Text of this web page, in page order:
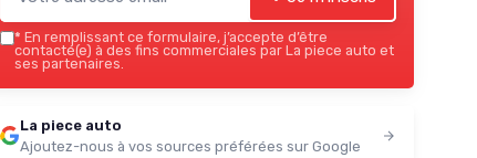
* En remplissant ce formulaire, j’accepte d’être
contacté(e) à des fins commerciales par La piece auto et
ses partenaires.
La piece auto
Ajoutez-nous à vos sources préférées sur Google